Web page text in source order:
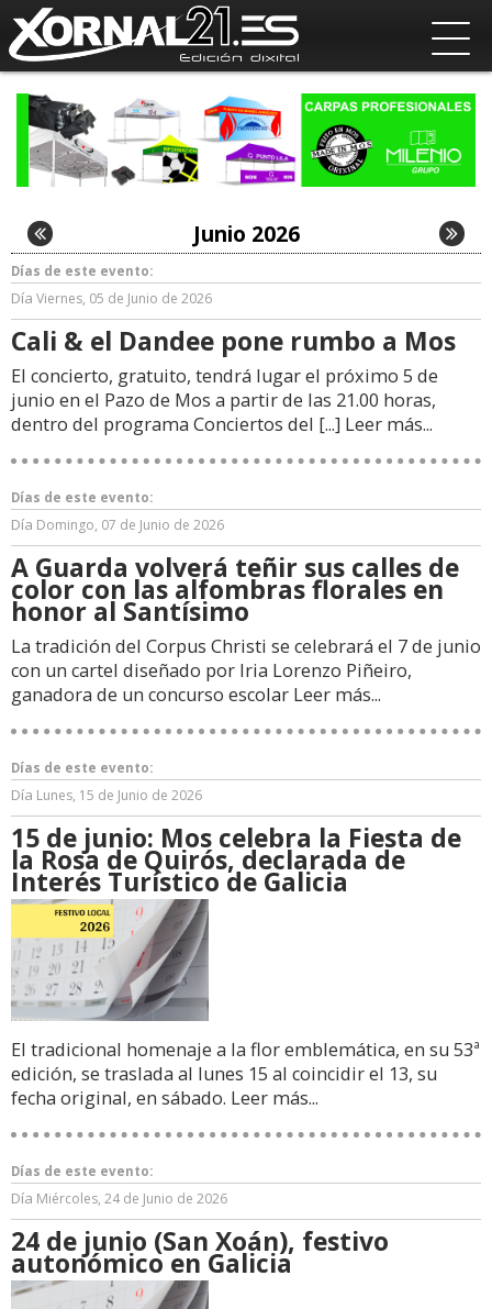
Junio 2026
Días de este evento:
Día Viernes, 05 de Junio de 2026
Cali & el Dandee pone rumbo a Mos
El concierto, gratuito, tendrá lugar el próximo 5 de
junio en el Pazo de Mos a partir de las 21.00 horas,
dentro del programa Conciertos del [...] Leer más...
Días de este evento:
Día Domingo, 07 de Junio de 2026
A Guarda volverá teñir sus calles de
color con las alfombras florales en
honor al Santísimo
La tradición del Corpus Christi se celebrará el 7 de junio
con un cartel diseñado por Iria Lorenzo Piñeiro,
ganadora de un concurso escolar Leer más...
Días de este evento:
Día Lunes, 15 de Junio de 2026
15 de junio: Mos celebra la Fiesta de
la Rosa de Quirós, declarada de
Interés Turístico de Galicia
El tradicional homenaje a la flor emblemática, en su 53ª
edición, se traslada al lunes 15 al coincidir el 13, su
fecha original, en sábado. Leer más...
Días de este evento:
Día Miércoles, 24 de Junio de 2026
24 de junio (San Xoán), festivo
autonómico en Galicia